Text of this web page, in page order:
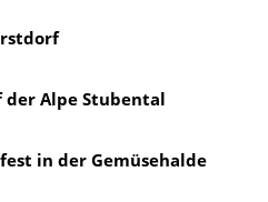
der Alpe Stubental
in der Gemüsehalde